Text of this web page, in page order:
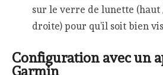
sur le verre de lunette (haut
droite) pour qu’il soit bien
Configuration avec un
Garmin